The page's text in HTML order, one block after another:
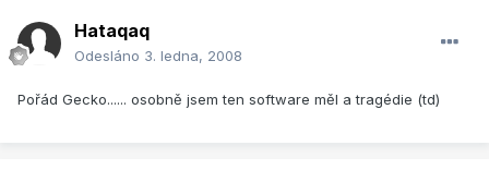
Hataqaq
Odesláno 3. ledna, 2008
Pořád Gecko...... osobně jsem ten software měl a tragédie (td)